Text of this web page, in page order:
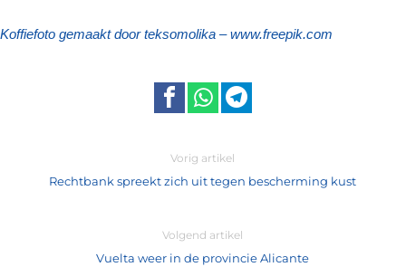
Koffiefoto gemaakt door teksomolika – www.freepik.com
Vorig artikel
Rechtbank spreekt zich uit tegen bescherming kust
Volgend artikel
Vuelta weer in de provincie Alicante